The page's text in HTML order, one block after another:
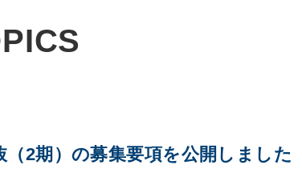
（2期）の募集要項を公開しました